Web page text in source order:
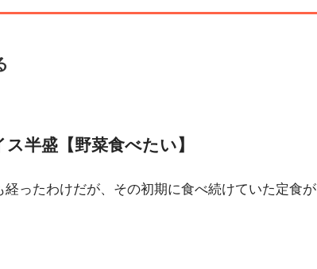
盛【野菜食べたい】
ったわけだが、その初期に食べ続けていた定食が